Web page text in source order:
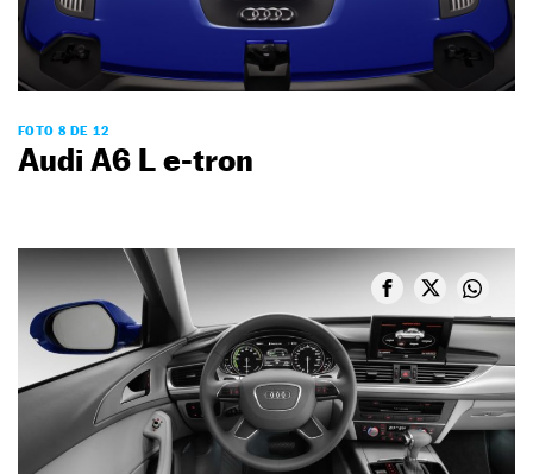
FOTO 8 DE 12
Audi A6 L e-tron